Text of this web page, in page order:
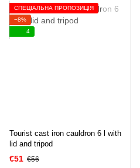
СПЕЦІАЛЬНА ПРОПОЗИЦІЯ
−8%
4
Tourist cast iron cauldron 6 l with
lid and tripod
€51 €56